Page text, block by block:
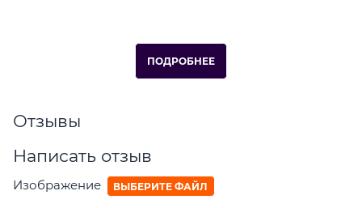
ПОДРОБНЕЕ
Отзывы
Написать отзыв
Изображение ВЫБЕРИТЕ ФАЙЛ